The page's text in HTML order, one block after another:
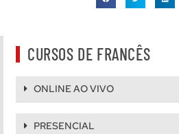
CURSOS DE FRANCÊS
ONLINE AO VIVO
PRESENCIAL